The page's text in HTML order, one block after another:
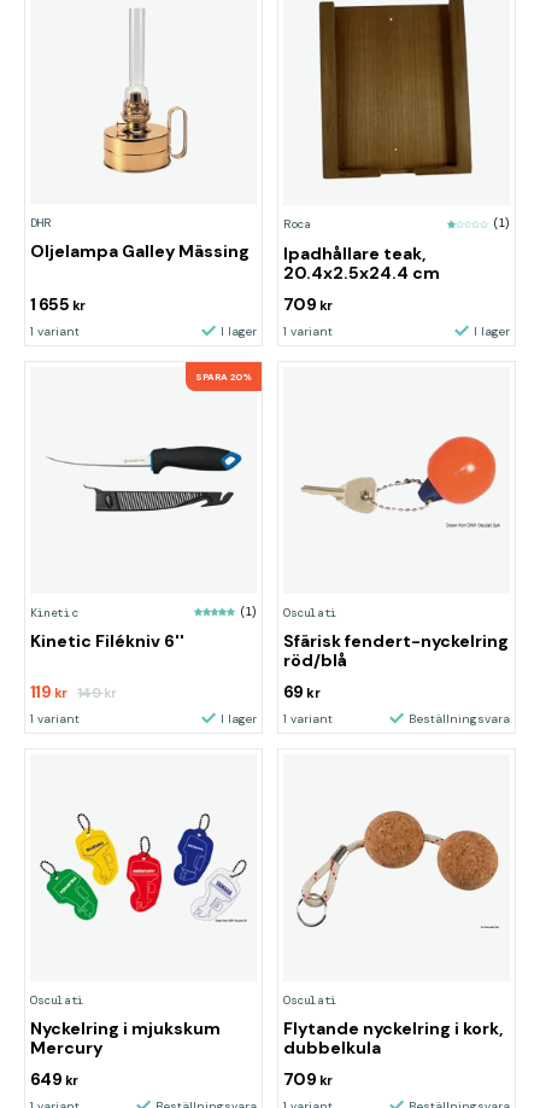
DHR
Oljelampa Galley Mässing
1 655 kr
1 variant I lager
Roca (1)
Ipadhållare teak,
20.4x2.5x24.4 cm
709 kr
1 variant I lager
SPARA 20%
Kinetic (1)
Kinetic Filékniv 6''
119 kr 149kr
1 variant I lager
Osculati
Sfärisk fendert-nyckelring
röd/blå
69 kr
1 variant Beställningsvara
Osculati
Nyckelring i mjukskum
Mercury
649 kr
Osculati
Flytande nyckelring i kork,
dubbelkula
709 kr